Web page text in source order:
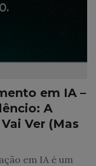
em IA –
A
Ver (Mas
em IA é um